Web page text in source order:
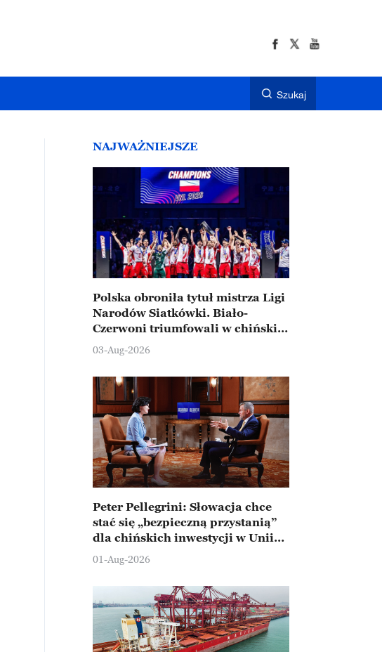
Szukaj
NAJWAŻNIEJSZE
Polska obroniła tytuł mistrza Ligi
Narodów Siatkówki. Biało-
Czerwoni triumfowali w chińskim
Ningbo
03-Aug-2026
Peter Pellegrini: Słowacja chce
stać się „bezpieczną przystanią”
dla chińskich inwestycji w Unii
Europejskiej
01-Aug-2026